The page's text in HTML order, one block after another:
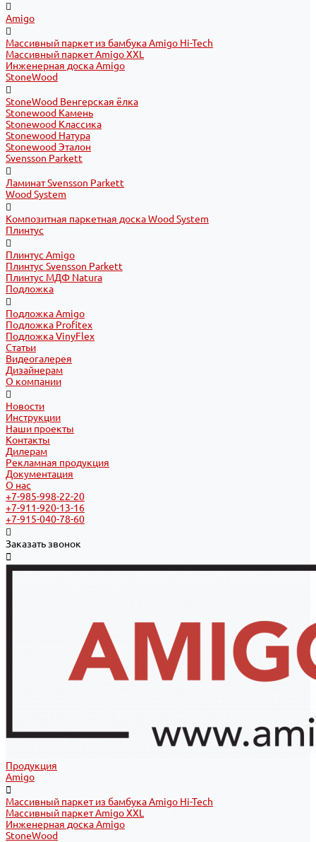
Amigo
Массивный паркет из бамбука Amigo Hi-Tech
Массивный паркет Amigo XXL
Инженерная доска Amigo
StoneWood
StoneWood Венгерская ёлка
Stonewood Камень
Stonewood Классика
Stonewood Натура
Stonewood Эталон
Svensson Parkett
Ламинат Svensson Parkett
Wood System
Композитная паркетная доска Wood System
Плинтус
Плинтус Amigo
Плинтус Svensson Parkett
Плинтус МДФ Natura
Подложка
Подложка Amigo
Подложка Profitex
Подложка VinyFlex
Статьи
Видеогалерея
Дизайнерам
О компании
Новости
Инструкции
Наши проекты
Контакты
Дилерам
Рекламная продукция
Документация
О нас
+7-985-998-22-20
+7-911-920-13-16
+7-915-040-78-60
Заказать звонок
Продукция
Amigo
Массивный паркет из бамбука Amigo Hi-Tech
Массивный паркет Amigo XXL
Инженерная доска Amigo
StoneWood